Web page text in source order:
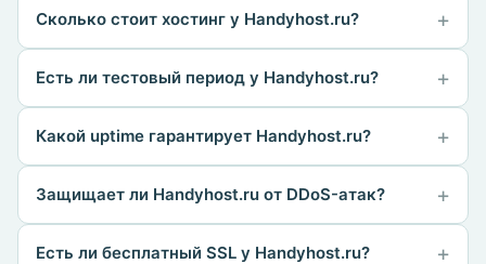
Сколько стоит хостинг у Handyhost.ru?
Есть ли тестовый период у Handyhost.ru?
Какой uptime гарантирует Handyhost.ru?
Защищает ли Handyhost.ru от DDoS-атак?
Есть ли бесплатный SSL у Handyhost.ru?